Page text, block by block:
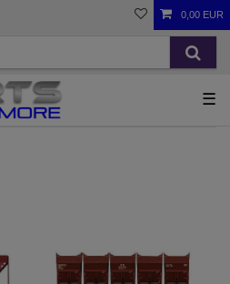
0,00 EUR
☰